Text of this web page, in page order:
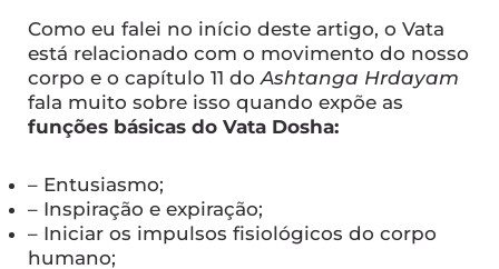
Como eu falei no início deste artigo, o Vata
está relacionado com o movimento do nosso
corpo e o capítulo 11 doAshtanga Hrdayam
fala muito sobre isso quando expõe as
funções básicas do Vata Dosha:
– Entusiasmo;
– Inspiração e expiração;
– Iniciar os impulsos fisiológicos do corpo
humano;